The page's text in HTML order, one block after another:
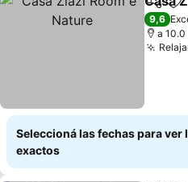
9,6
a 10.0
Seleccioná las fechas para ver
exactos